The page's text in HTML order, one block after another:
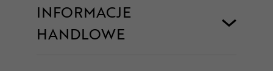
INFORMACJE
HANDLOWE